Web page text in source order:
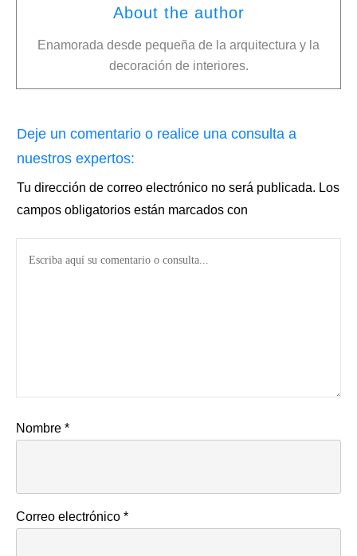
About the author
Enamorada desde pequeña de la arquitectura y la
decoración de interiores.
Deje un comentario o realice una consulta a
nuestros expertos:
Tu dirección de correo electrónico no será publicada. Los
campos obligatorios están marcados con
Nombre *
Correo electrónico *